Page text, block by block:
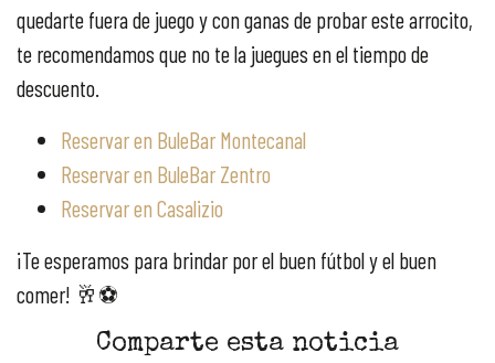
quedarte fuera de juego y con ganas de probar este arrocito,
te recomendamos que no te la juegues en el tiempo de
descuento.
Reservar en BuleBar Montecanal
Reservar en BuleBar Zentro
Reservar en Casalizio
¡Te esperamos para brindar por el buen fútbol y el buen
comer! 🥂⚽
Comparte esta noticia